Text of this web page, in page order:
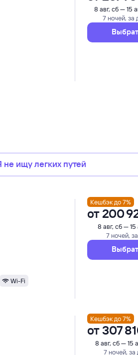
8 авг, сб — 15
7 ночей, за
не ищу легких путей
Wi-Fi
Кешбэк до 7%
от 200
8 авг, сб — 15
7 ночей,
Кешбэк до 7%
от307
8 авг, сб — 15
7 ночей, за